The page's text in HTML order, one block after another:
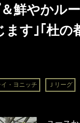
鮮やかル
ます｣｢杜の
イ・ヨニッチ Ｊリーグ